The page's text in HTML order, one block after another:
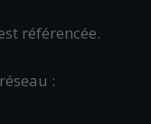
référencée.
: